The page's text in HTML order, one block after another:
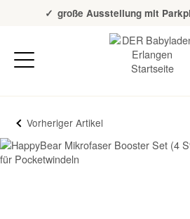
Über 20 Jahre Erfahrung
große Ausstellung mit
Vorheriger Artikel